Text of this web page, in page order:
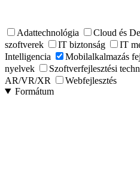
Adattechnológia Cloud és
szoftverek
IT biztonság IT
Intelligencia
Mobilalkalmazás
nyelvek
Szoftverfejlesztési
AR/VR/XR
Webfejlesztés
Formátum